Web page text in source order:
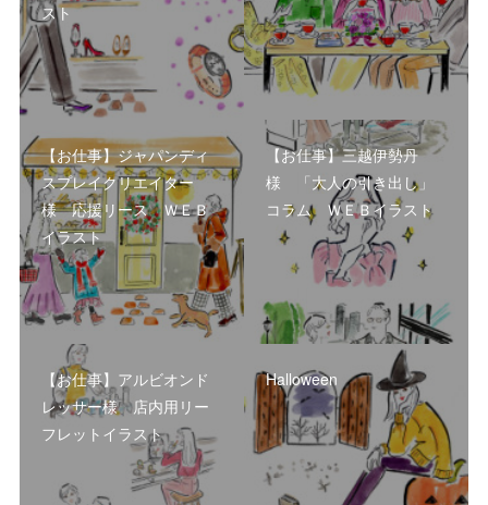
スト
【お仕事】ジャパンディ
スプレイクリエイター
様 応援リース ＷＥＢ
イラスト
【お仕事】三越伊勢丹
様 「大人の引き出し」
コラム ＷＥＢイラスト
【お仕事】アルビオンド
レッサー様 店内用リー
フレットイラスト
Halloween